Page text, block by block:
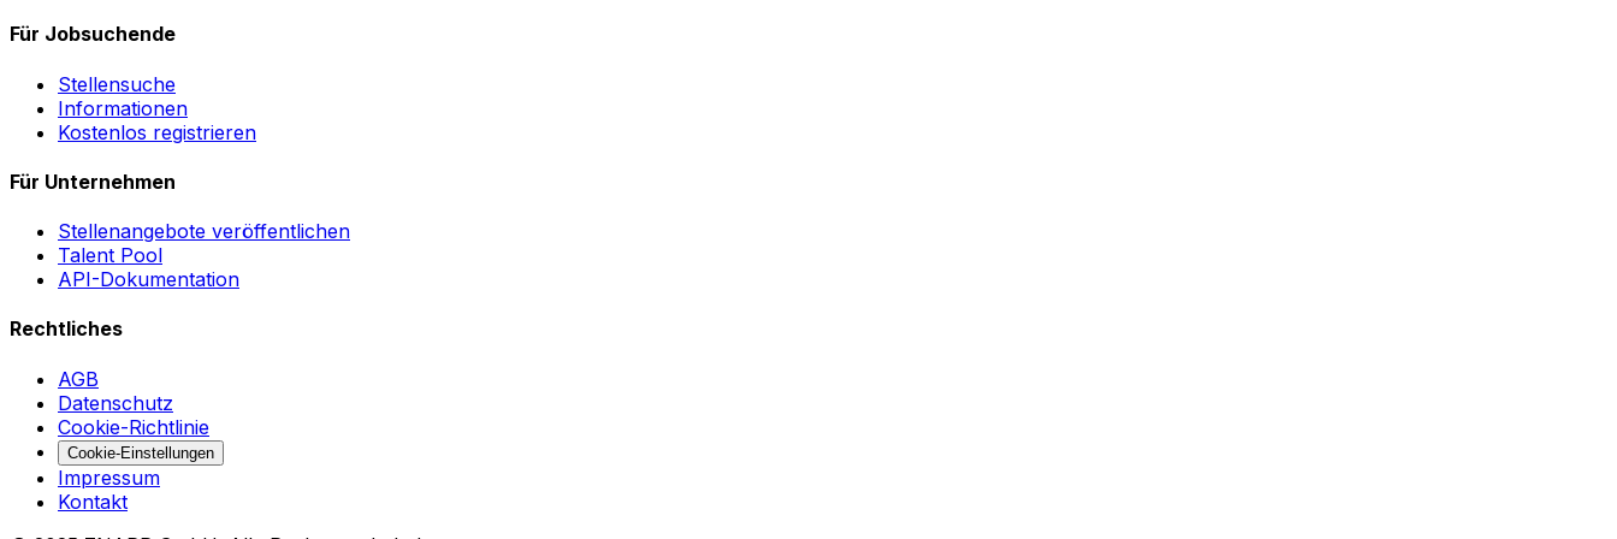
Für Jobsuchende
Stellensuche
Informationen
Kostenlos registrieren
Für Unternehmen
Stellenangebote veröffentlichen
Talent Pool
API-Dokumentation
Rechtliches
AGB
Datenschutz
Cookie-Richtlinie
Cookie-Einstellungen
Impressum
Kontakt